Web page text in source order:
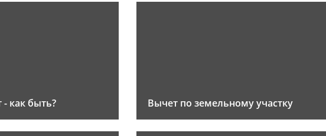
как быть? Вычет по земельному участку